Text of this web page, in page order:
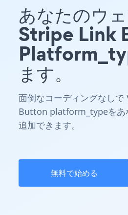
あなたのウ
Stripe Link
ます。
面倒なコーディングなし
Button platform_typeをあ
追加できます。
無料で始める